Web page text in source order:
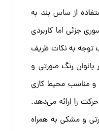
از ساس بند به
جزئی اما کاربردی
توجه به نکات ظریف
بانوان رنگ صورتی و
و مناسب محیط کاری
را ارائه می‌دهد.
و مشکی به همراه